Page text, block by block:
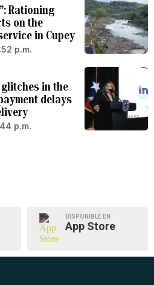
Rationing
on the
in Cupey
p.m.
in the
delays
p.m.
DISPONIBLE EN
App Store